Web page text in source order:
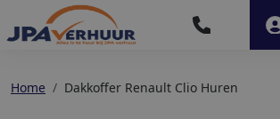
Home Dakkoffer Renault Clio Huren